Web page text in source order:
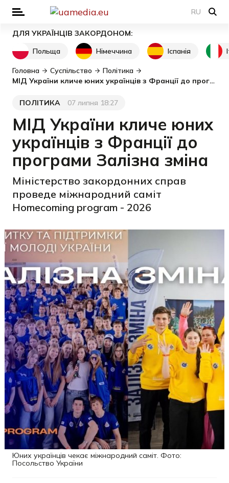
RU
ДЛЯ УКРАЇНЦІВ ЗАКОРДОНОМ:
Польща
Німеччина Іспанія
Головна Суспільство
Політика
МІД України кличе юних українців з Франції до програми Залізна зміна
Категорія
ПОЛІТИКА
Дата публікації07 липня 18:27
МІД України кличе юних
українців з Франції до
програми Залізна зміна
Міністерство закордонних справ
проведе міжнародний саміт
Homecoming program - 2026
Юних українців чекає міжнародний саміт. Фото:
Посольство України